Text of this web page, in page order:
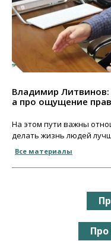
Владимир Литвинов:
а про ощущение
На этом пути важны
делать жизнь людей
Все материалы
Про